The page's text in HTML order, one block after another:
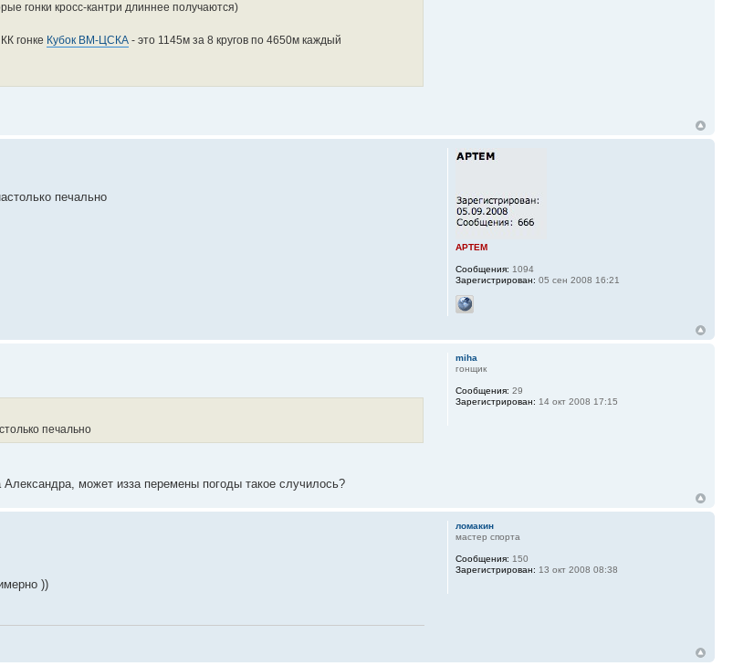
гонки кросс-кантри длиннее получаются)
гонке Кубок ВМ-ЦСКА - это 1145м за 8 кругов по 4650м каждый
печально
APTEM
Сообщения: 1094
Зарегистрирован: 05 сен 2008 16:21
печально
может изза перемены погоды такое случилось?
miha
гонщик
Сообщения: 29
Зарегистрирован: 14 окт 2008 17:15
))
ломакин
мастер спорта
Сообщения: 150
Зарегистрирован: 13 окт 2008 08:38